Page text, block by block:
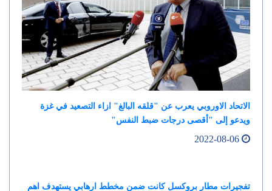
الاتحاد الاوروبي يعرب عن "قلقه البالغ" ازاء التصعيد في غزة
ويدعو إلى "أقصى درجات ضبط النفس"
تفجيرات مطار بروكسل كانت ضمن مخطط ارهابي يستهدف اهم